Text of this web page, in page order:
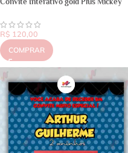
Convite Interativo gold Plus Mickey
R$ 120,00
COMPRAR